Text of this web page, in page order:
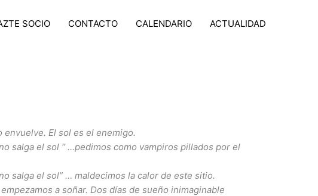
SOCIO CONTACTO CALENDARIO ACTUALIDAD
envuelve. El sol es el enemigo.
salga el sol “ …pedimos como vampiros pillados por el
salga el sol” … maldecimos la calor de este sitio.
a soñar. Dos días de sueño inimaginable